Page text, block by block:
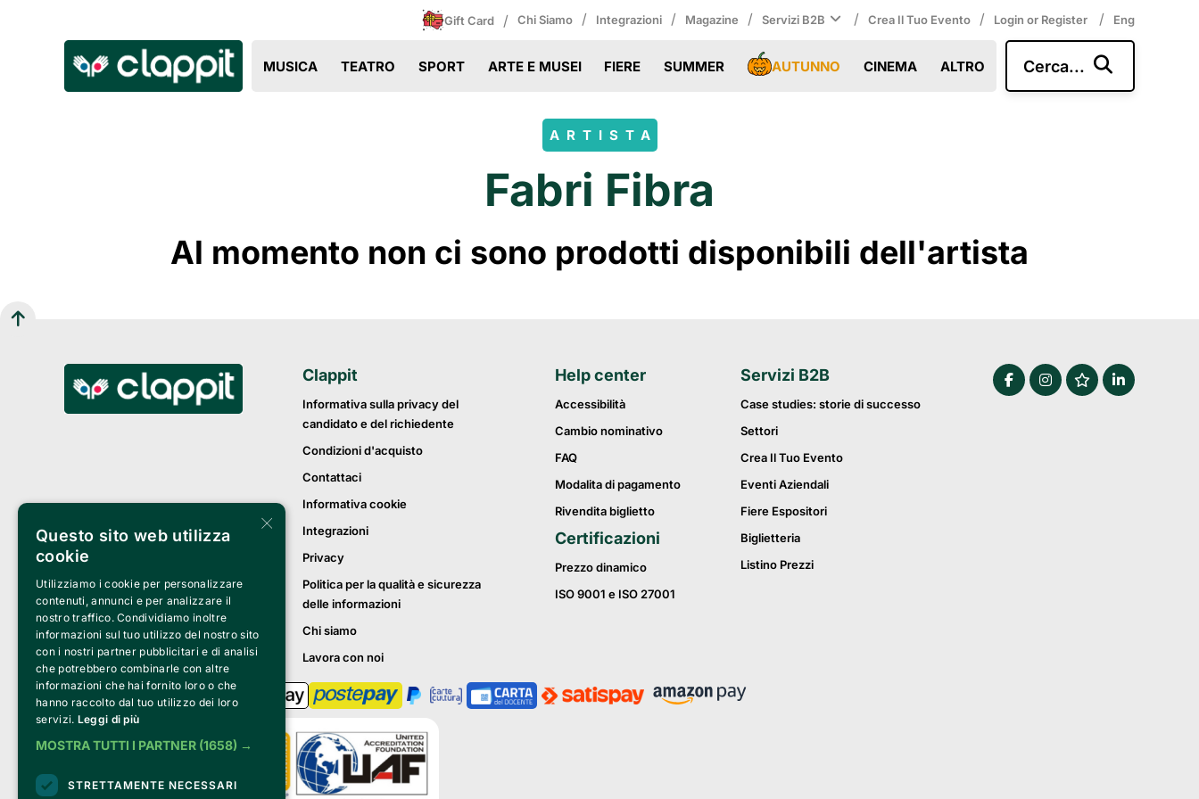
Gift Card / Chi Siamo / Integrazioni / Magazine / Servizi B2B / Crea Il Tuo Evento / Login or Register / Eng
MUSICA TEATRO SPORT ARTE E MUSEI FIERE SUMMER AUTUNNO CINEMA ALTRO Cerca...
ARTISTA
Fabri Fibra
Al momento non ci sono prodotti disponibili dell'artista
Clappit
Informativa sulla privacy del
candidato e del richiedente
Condizioni d'acquisto
Contattaci
Informativa cookie
Integrazioni
Privacy
Politica per la qualità e sicurezza
delle informazioni
Chi siamo
Lavora con noi
Help center
Accessibilità
Cambio nominativo
FAQ
Modalita di pagamento
Rivendita biglietto
Certificazioni
Prezzo dinamico
ISO 9001 e ISO 27001
Servizi B2B
Case studies: storie di successo
Settori
Crea Il Tuo Evento
Eventi Aziendali
Fiere Espositori
Biglietteria
Listino Prezzi
×
Questo sito web utilizza
cookie
Utilizziamo i cookie per personalizzare
contenuti, annunci e per analizzare il
nostro traffico. Condividiamo inoltre
informazioni sul tuo utilizzo del nostro sito
con i nostri partner pubblicitari e di analisi
che potrebbero combinarle con altre
informazioni che hai fornito loro o che
hanno raccolto dal tuo utilizzo dei loro
servizi. Leggi di più
MOSTRA TUTTI I PARTNER (1658) →
STRETTAMENTE NECESSARI